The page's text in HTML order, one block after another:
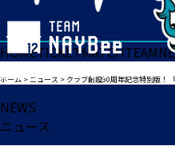
HOMETICKETMATCHTEAM
ホーム >ニュース > クラブ創設30周年記念特別版！
NEWS
ニュース